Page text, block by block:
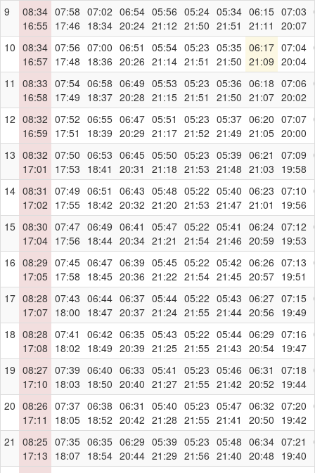
9
08:34
16:55
07:58
17:46
07:02
18:34
06:54
20:24
05:56
21:12
05:24
21:50
05:34
21:51
06:15
21:11
07:03
20:07
10 08:34
16:57
07:56
17:48
07:00
18:36
06:51
20:26
05:54
21:14
05:23
21:51
05:35
21:50
06:17
21:09
07:04
20:04
11
08:33
16:58
07:54
17:49
06:58
18:37
06:49
20:28
05:53
21:15
05:23
21:51
05:36
21:50
06:18
21:07
07:06
20:02
12 08:32
16:59
07:52
17:51
06:55
18:39
06:47
20:29
05:51
21:17
05:23
21:52
05:37
21:49
06:20
21:05
07:07
20:00
13 08:32
17:01
07:50
17:53
06:53
18:41
06:45
20:31
05:50
21:18
05:23
21:53
05:39
21:48
06:21
21:03
07:09
19:58
14 08:31
17:02
07:49
17:55
06:51
18:42
06:43
20:32
05:48
21:20
05:22
21:53
05:40
21:47
06:23
21:01
07:10
19:56
15 08:30
17:04
07:47
17:56
06:49
18:44
06:41
20:34
05:47
21:21
05:22
21:54
05:41
21:46
06:24
20:59
07:12
19:53
16 08:29
17:05
07:45
17:58
06:47
18:45
06:39
20:36
05:45
21:22
05:22
21:54
05:42
21:45
06:26
20:57
07:13
19:51
17 08:28
17:07
07:43
18:00
06:44
18:47
06:37
20:37
05:44
21:24
05:22
21:55
05:43
21:44
06:27
20:56
07:15
19:49
18 08:28
17:08
07:41
18:02
06:42
18:49
06:35
20:39
05:43
21:25
05:22
21:55
05:44
21:43
06:29
20:54
07:16
19:47
19 08:27
17:10
07:39
18:03
06:40
18:50
06:33
20:40
05:41
21:27
05:23
21:55
05:46
21:42
06:31
20:52
07:18
19:44
20 08:26
17:11
07:37
18:05
06:38
18:52
06:31
20:42
05:40
21:28
05:23
21:55
05:47
21:41
06:32
20:50
07:20
19:42
21
08:25
17:13
07:35
18:07
06:35
18:54
06:29
20:44
05:39
21:29
05:23
21:56
05:48
21:40
06:34
20:48
07:21
19:40